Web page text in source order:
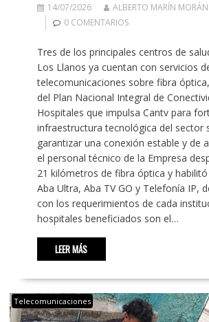
14/07/2026 ALBERTO MARÍN MORÁN
0 COMENTARIOS
Tres de los principales centros de
Los Llanos ya cuentan con servicios
telecomunicaciones sobre fibra
del Plan Nacional Integral de
Hospitales que impulsa Cantv para
infraestructura tecnológica del sector
garantizar una conexión estable y de
el personal técnico de la Empresa
21 kilómetros de fibra óptica y
Aba Ultra, Aba TV GO y Telefonía IP,
con los requerimientos de cada
hospitales beneficiados son el…
LEER MÁS
Telecomunicaciones